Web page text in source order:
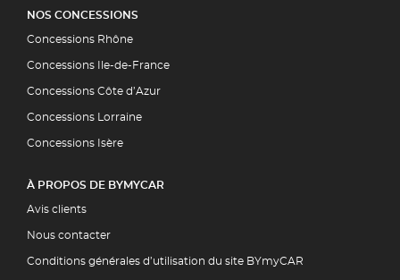
NOS CONCESSIONS
Concessions Rhône
Concessions Ile-de-France
Concessions Côte d’Azur
Concessions Lorraine
Concessions Isère
À PROPOS DE BYMYCAR
Avis clients
Nous contacter
Conditions générales d’utilisation du site BYmyCAR